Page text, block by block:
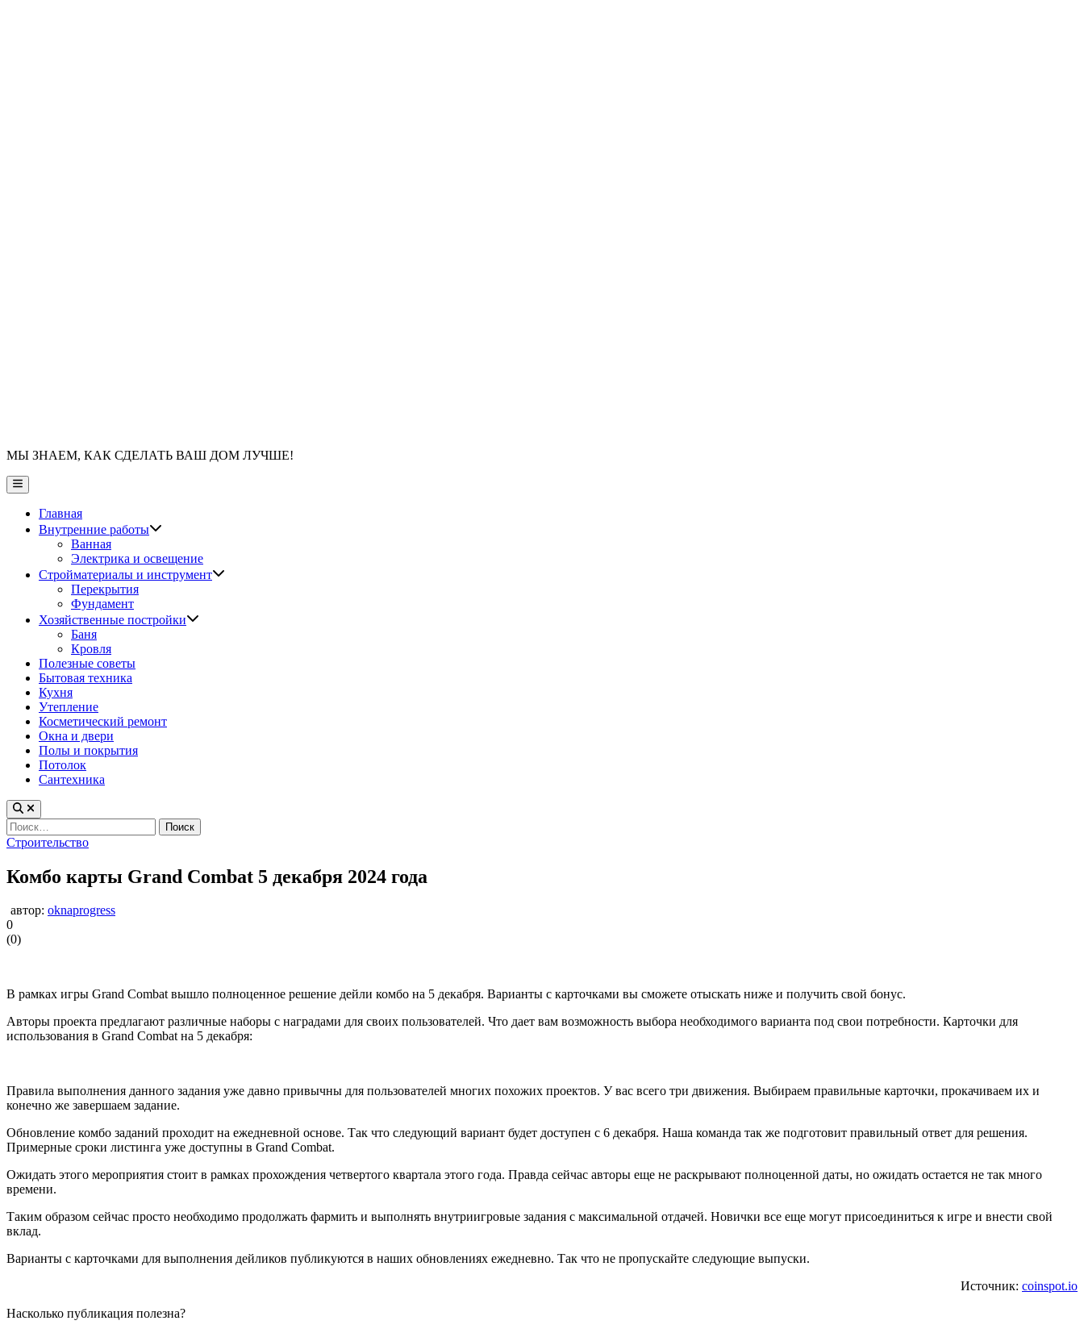
МЫ ЗНАЕМ, КАК СДЕЛАТЬ ВАШ ДОМ ЛУЧШЕ!
Главное
меню
Главная
Внутренние работы
Ванная
Электрика и освещение
Стройматериалы и инструмент
Перекрытия
Фундамент
Хозяйственные постройки
Баня
Кровля
Полезные советы
Бытовая техника
Кухня
Утепление
Косметический ремонт
Окна и двери
Полы и покрытия
Потолок
Сантехника
Найти:
Опубликовано
Строительство
Комбо карты Grand Combat 5 декабря 2024 года
автор: oknaprogress
0
(0)
В рамках игры Grand Combat вышло полноценное решение дейли комбо на 5 декабря. Варианты с карточками вы сможете отыскать ниже и получить свой бонус.
Авторы проекта предлагают различные наборы с наградами для своих пользователей. Что дает вам возможность выбора необходимого варианта под свои потребности. Карточки для
использования в Grand Combat на 5 декабря:
Правила выполнения данного задания уже давно привычны для пользователей многих похожих проектов. У вас всего три движения. Выбираем правильные карточки, прокачиваем их и
конечно же завершаем задание.
Обновление комбо заданий проходит на ежедневной основе. Так что следующий вариант будет доступен с 6 декабря. Наша команда так же подготовит правильный ответ для решения.
Примерные сроки листинга уже доступны в Grand Combat.
Ожидать этого мероприятия стоит в рамках прохождения четвертого квартала этого года. Правда сейчас авторы еще не раскрывают полноценной даты, но ожидать остается не так много
времени.
Таким образом сейчас просто необходимо продолжать фармить и выполнять внутриигровые задания с максимальной отдачей. Новички все еще могут присоединиться к игре и внести свой
вклад.
Варианты с карточками для выполнения дейликов публикуются в наших обновлениях ежедневно. Так что не пропускайте следующие выпуски.
Источник: coinspot.io
Насколько публикация полезна?